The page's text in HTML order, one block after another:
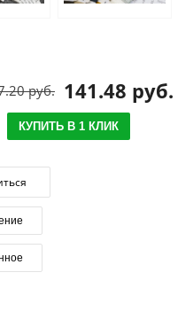
141.48 руб.
руб.
КУПИТЬ В 1 КЛИК